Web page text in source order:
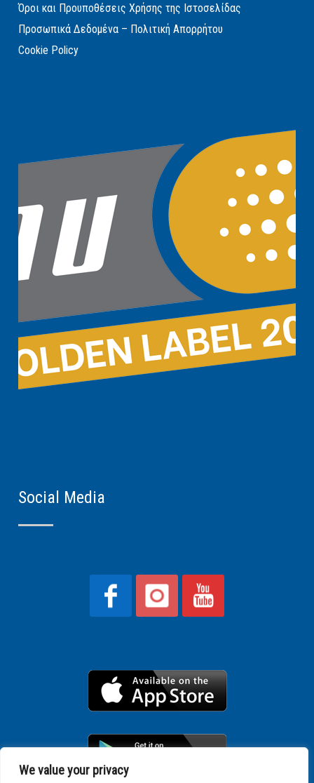
We value your privacy
Όροι και Προυποθέσεις Χρήσης της Ιστοσελίδας
Προσωπικά Δεδομένα – Πολιτική Απορρήτου
Cookie Policy
Social Media